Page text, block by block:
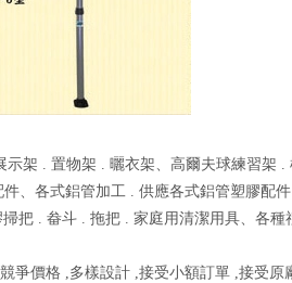
架 . 置物架 . 曬衣架、高爾夫球練習架
、各式鋁管加工 . 供應各式鋁管塑膠配
把 . 畚斗 . 拖把 . 家庭用清潔用具、各
爭價格 ,多樣設計 ,接受小額訂單 ,接受原